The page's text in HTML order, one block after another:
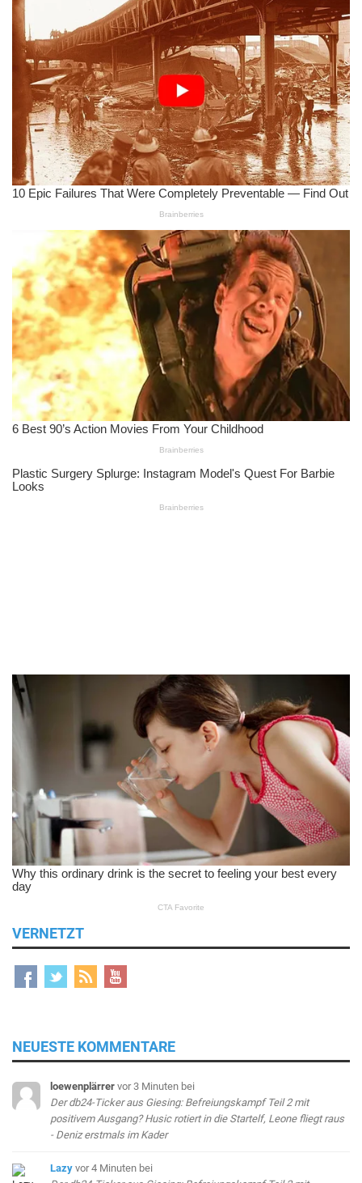
VERNETZT
NEUESTE KOMMENTARE
loewenplärrer vor 3 Minuten bei
Der db24-Ticker aus Giesing: Befreiungskampf Teil 2 mit
positivem Ausgang? Husic rotiert in die Startelf, Leone fliegt raus
- Deniz erstmals im Kader
Lazy vor 4 Minuten bei